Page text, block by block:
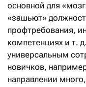
основной для
«зашьют»
профтребования,
компетенциях и т.
универсальным
новичков,
направлении